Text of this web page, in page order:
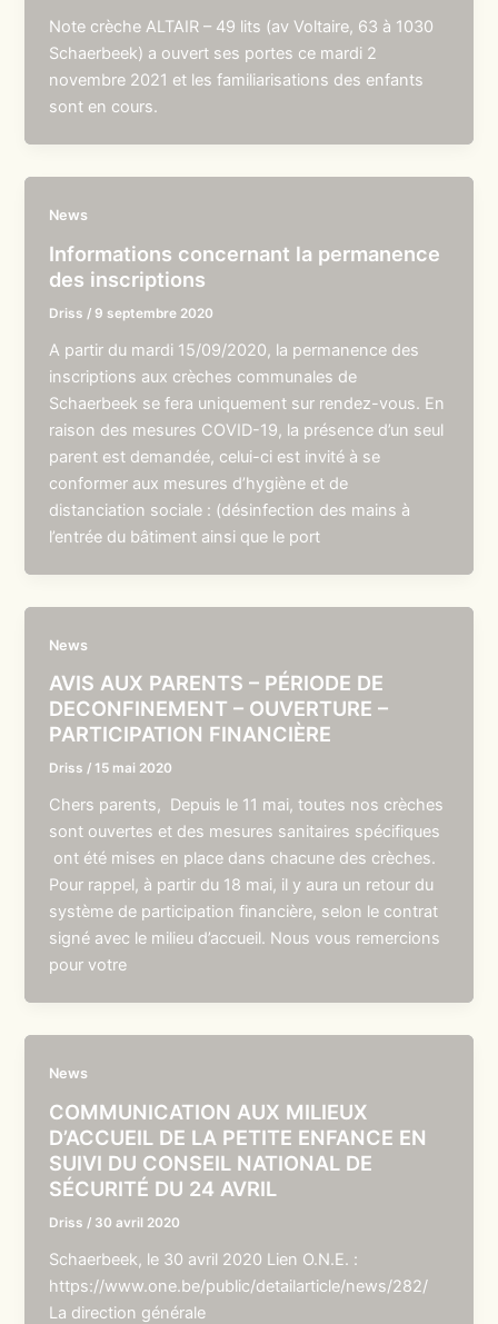
Note crèche ALTAIR – 49 lits (av Voltaire, 63 à 1030
Schaerbeek) a ouvert ses portes ce mardi 2
novembre 2021 et les familiarisations des enfants
sont en cours.
News
Informations concernant la permanence
des inscriptions
Driss / 9 septembre 2020
A partir du mardi 15/09/2020, la permanence des
inscriptions aux crèches communales de
Schaerbeek se fera uniquement sur rendez-vous. En
raison des mesures COVID-19, la présence d’un seul
parent est demandée, celui-ci est invité à se
conformer aux mesures d’hygiène et de
distanciation sociale : (désinfection des mains à
l’entrée du bâtiment ainsi que le port
News
AVIS AUX PARENTS – PÉRIODE DE
DECONFINEMENT – OUVERTURE –
PARTICIPATION FINANCIÈRE
Driss /15 mai 2020
Chers parents, Depuis le 11 mai, toutes nos crèches
sont ouvertes et des mesures sanitaires spécifiques
ont été mises en place dans chacune des crèches.
Pour rappel, à partir du 18 mai, il y aura un retour du
système de participation financière, selon le contrat
signé avec le milieu d’accueil. Nous vous remercions
pour votre
News
COMMUNICATION AUX MILIEUX
D’ACCUEIL DE LA PETITE ENFANCE EN
SUIVI DU CONSEIL NATIONAL DE
SÉCURITÉ DU 24 AVRIL
Driss / 30 avril 2020
Schaerbeek, le 30 avril 2020 Lien O.N.E. :
https://www.one.be/public/detailarticle/news/282/
La direction générale